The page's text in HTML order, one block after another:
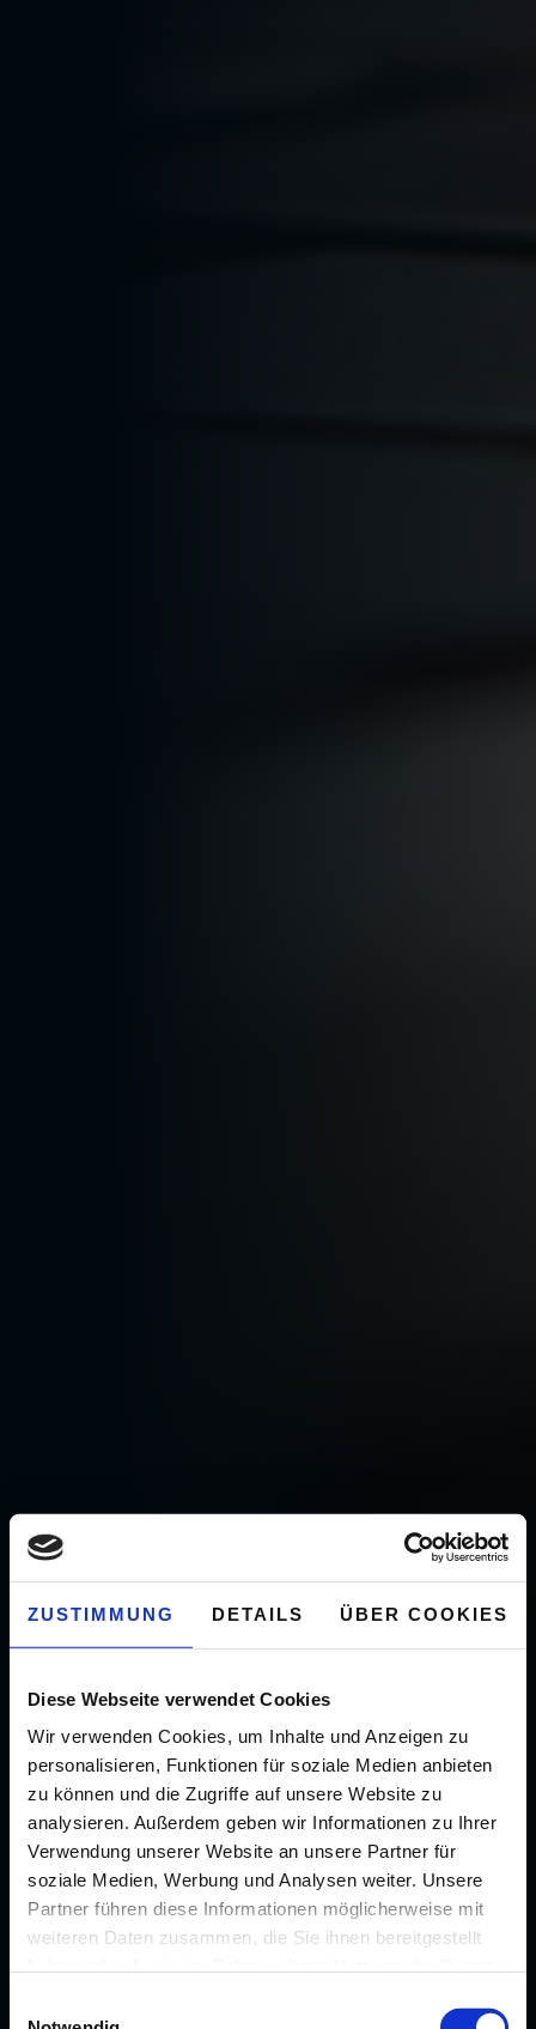
ZUSTIMMUNG DETAILS ÜBER COOKIES
Diese Webseite verwendet Cookies
Wir verwenden Cookies, um Inhalte und Anzeigen zu
personalisieren, Funktionen für soziale Medien anbieten
zu können und die Zugriffe auf unsere Website zu
analysieren. Außerdem geben wir Informationen zu Ihrer
Verwendung unserer Website an unsere Partner für
soziale Medien, Werbung und Analysen weiter. Unsere
Partner führen diese Informationen möglicherweise mit
weiteren Daten zusammen, die Sie ihnen bereitgestellt